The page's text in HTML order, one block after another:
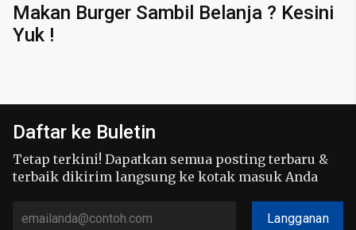
Makan Burger Sambil Belanja ? Kesini
Yuk !
Daftar ke Buletin
Tetap terkini! Dapatkan semua posting terbaru &
terbaik dikirim langsung ke kotak masuk Anda
Langganan